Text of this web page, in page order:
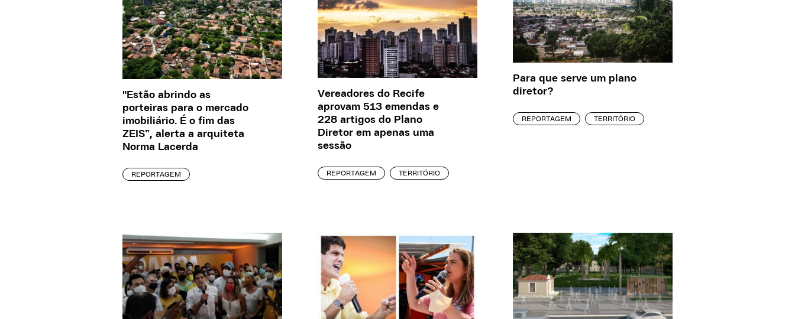
"Estão abrindo as
porteiras para o mercado
imobiliário. É o fim das
ZEIS”, alerta a arquiteta
Norma Lacerda
REPORTAGEM
Vereadores do Recife
aprovam 513 emendas e
228 artigos do Plano
Diretor em apenas uma
sessão
REPORTAGEM TERRITÓRIO
Para que serve um plano
diretor?
REPORTAGEM TERRITÓRIO